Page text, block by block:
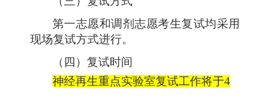
第一志愿和调剂志愿考生复试均采用
现场复试方式进行。
（四）复试时间
神经再生重点实验室复试工作将于4